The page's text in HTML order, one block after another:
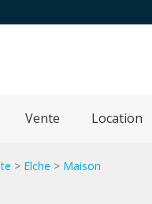
Vente Location
> Elche > Maison